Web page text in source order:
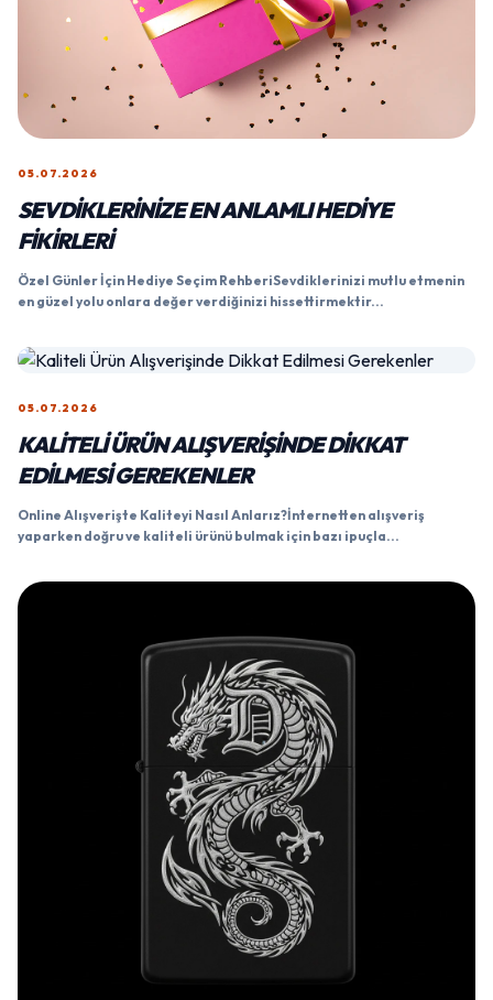
05.07.2026
SEVDIKLERINIZE EN ANLAMLI HEDIYE
FIKIRLERI
Özel Günler İçin Hediye Seçim RehberiSevdiklerinizi mutlu etmenin
en güzel yolu onlara değer verdiğinizi hissettirmektir...
05.07.2026
KALITELI ÜRÜN ALIŞVERIŞINDE DIKKAT
EDILMESI GEREKENLER
Online Alışverişte Kaliteyi Nasıl Anlarız?İnternetten alışveriş
yaparken doğru ve kaliteli ürünü bulmak için bazı ipuçla...